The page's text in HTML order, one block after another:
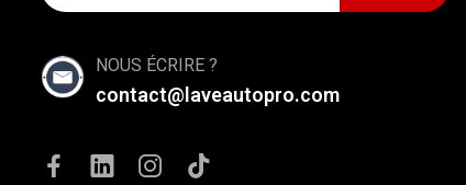
NOUS ÉCRIRE ?
contact@laveautopro.com